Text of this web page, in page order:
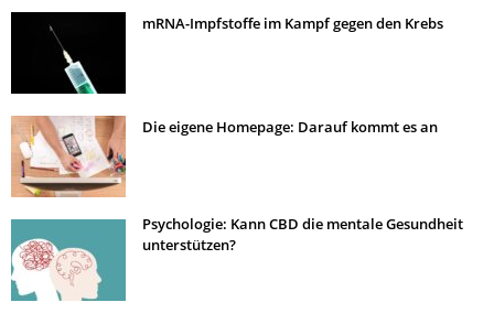
mRNA-Impfstoffe im Kampf gegen den Krebs
Die eigene Homepage: Darauf kommt es an
Psychologie: Kann CBD die mentale Gesundheit
unterstützen?